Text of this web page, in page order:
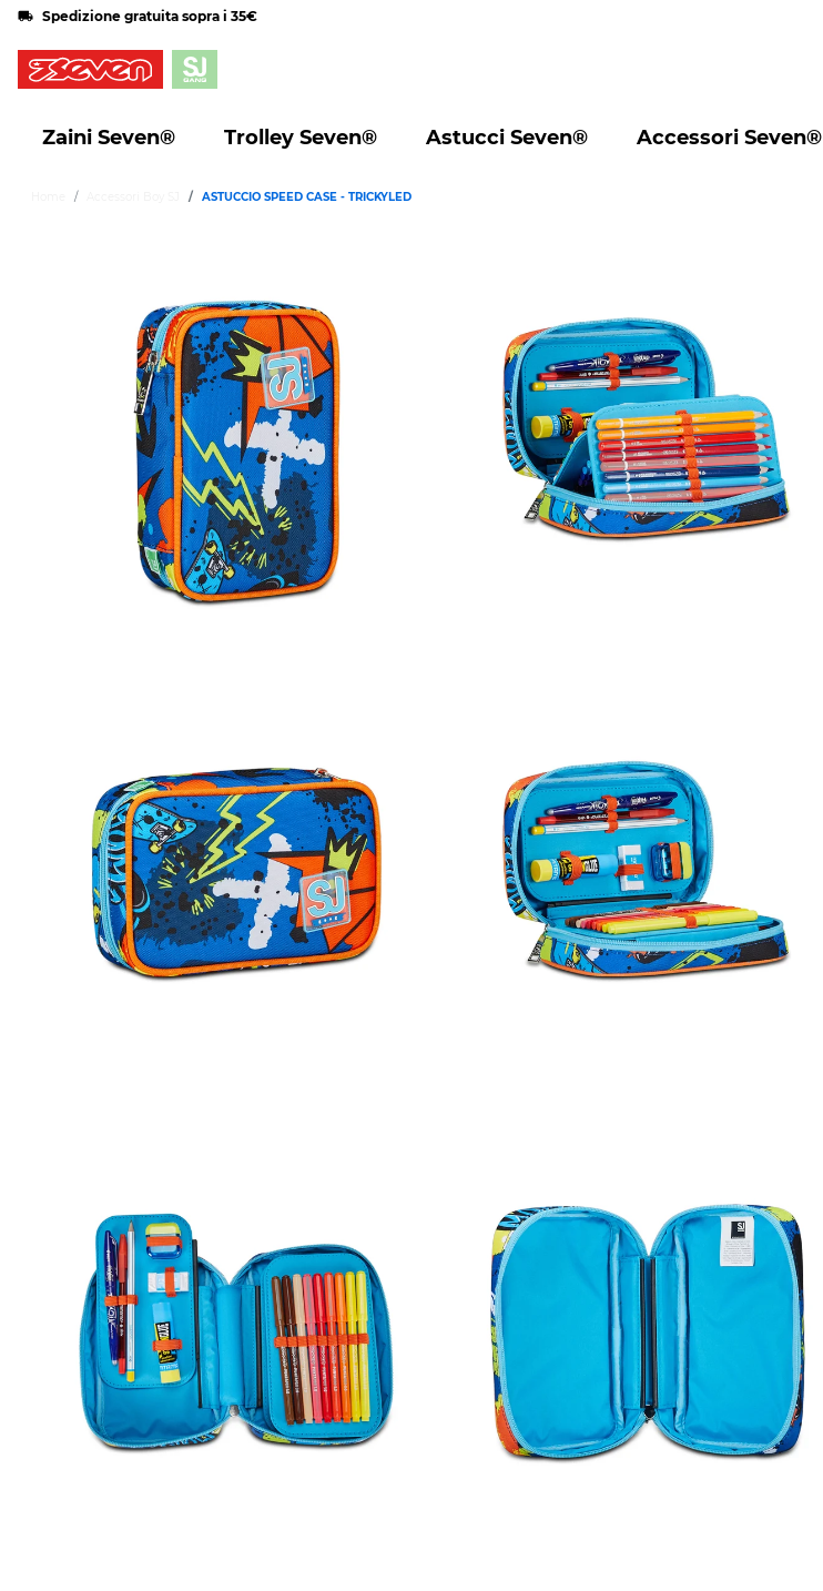
Spedizione gratuita sopra i 35€
Zaini Seven® Trolley Seven® Astucci Seven® Accessori Seven®
ASTUCCIO SPEED CASE - TRICKYLED